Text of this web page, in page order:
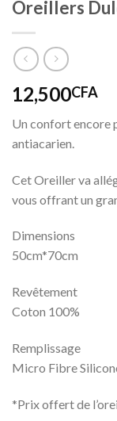
Oreillers
12,500CFA
Un confort encore
antiacarien.
Cet Oreiller va
vous offrant un
Dimensions
50cm*70cm
Revêtement
Coton 100%
Remplissage
Micro Fibre
*Prix offert de